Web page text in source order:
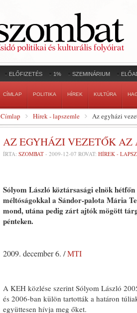
ELŐFIZETÉS 1% SZEMINÁRIUM
CÍMLAP POLITIKA HÍREK KULTÚRA
Címlap Hírek - lapszemle Az egyházi
AZ EGYHÁZI VEZETŐK
ÍRTA: SZOMBAT - 2009-12-07 ROVAT: HÍREK -
Sólyom László köztársasági elnök
méltóságokkal a Sándor-palota Mária
mond, utána pedig zárt ajtók mögött
pénteken.
2009. december 6. /MTI
A KEH közlése szerint Sólyom László
és 2006-ban külön tartották a határon
együttesen hívja meg őket.